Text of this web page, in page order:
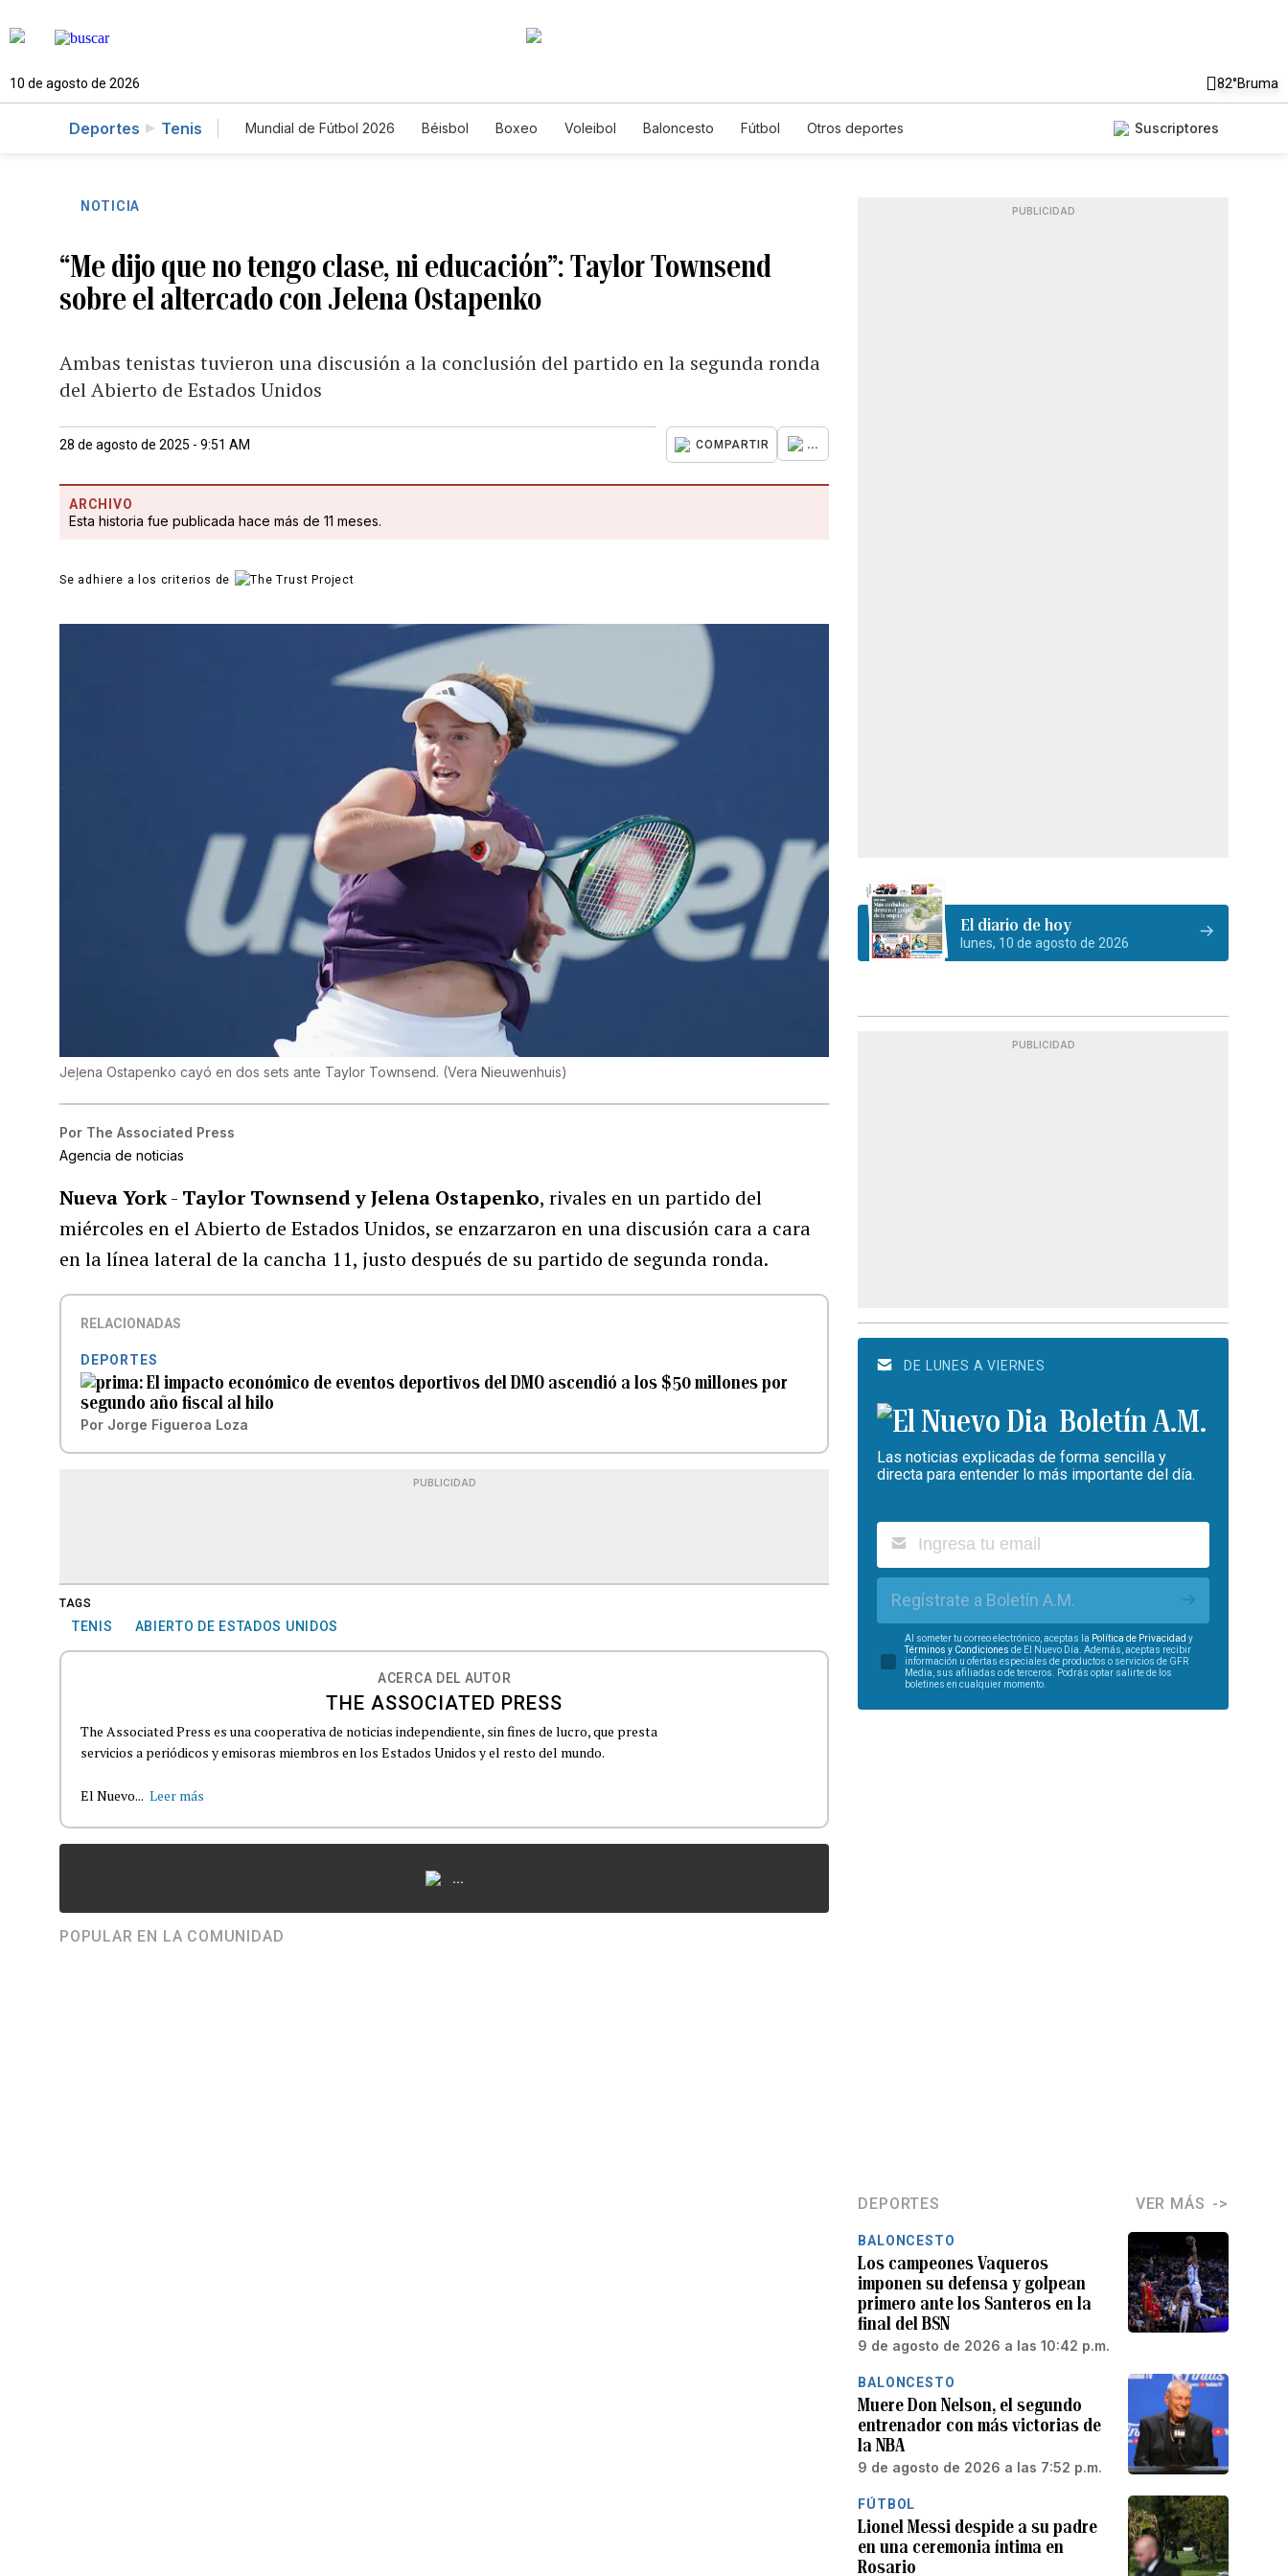
10 de agosto de 2026 82°Bruma
Deportes Tenis Mundial de Fútbol 2026 Béisbol Boxeo Voleibol Baloncesto Fútbol Otros deportes Suscriptores
NOTICIA
“Me dijo que no tengo clase, ni educación”: Taylor Townsend
sobre el altercado con Jelena Ostapenko
Ambas tenistas tuvieron una discusión a la conclusión del partido en la segunda ronda
del Abierto de Estados Unidos
28 de agosto de 2025 - 9:51 AM COMPARTIR ...
ARCHIVO
Esta historia fue publicada hace más de 11 meses.
Se adhiere a los criterios de
Jeļena Ostapenko cayó en dos sets ante Taylor Townsend. (Vera Nieuwenhuis)
Por The Associated Press
Agencia de noticias
Nueva York- Taylor Townsend y Jelena Ostapenko, rivales en un partido del
miércoles en el Abierto de Estados Unidos, se enzarzaron en una discusión cara a cara
en la línea lateral de la cancha 11, justo después de su partido de segunda ronda.
RELACIONADAS
DEPORTES
El impacto económico de eventos deportivos del DMO ascendió a los $50 millones por
segundo año fiscal al hilo
Por Jorge Figueroa Loza
PUBLICIDAD
TAGS
TENIS ABIERTO DE ESTADOS UNIDOS
ACERCA DEL AUTOR
THE ASSOCIATED PRESS
The Associated Press es una cooperativa de noticias independiente, sin fines de lucro, que presta
servicios a periódicos y emisoras miembros en los Estados Unidos y el resto del mundo.
El Nuevo... Leer más
...
POPULAR EN LA COMUNIDAD
PUBLICIDAD
El diario de hoy
lunes, 10 de agosto de 2026
PUBLICIDAD
DE LUNES A VIERNES
Boletín A.M.
Las noticias explicadas de forma sencilla y
directa para entender lo más importante del día.
Regístrate a Boletín A.M.
Al someter tu correo electrónico, aceptas la Política de Privacidad y
Términos y Condiciones de El Nuevo Día. Además, aceptas recibir
información u ofertas especiales de productos o servicios de GFR
Media, sus afiliadas o de terceros. Podrás optar salirte de los
boletines en cualquier momento.
DEPORTES VER MÁS
BALONCESTO
Los campeones Vaqueros
imponen su defensa y golpean
primero ante los Santeros en la
final del BSN
9 de agosto de 2026 a las 10:42 p.m.
BALONCESTO
Muere Don Nelson, el segundo
entrenador con más victorias de
la NBA
9 de agosto de 2026 a las 7:52 p.m.
FÚTBOL
Lionel Messi despide a su padre
en una ceremonia íntima en
Rosario